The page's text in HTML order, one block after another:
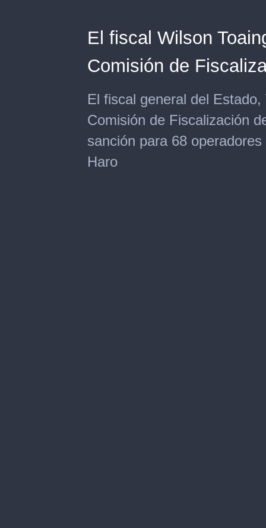
El fiscal Wilson
Comisión de
El fiscal general del
Comisión de Fiscalización
sanción para 68
Haro